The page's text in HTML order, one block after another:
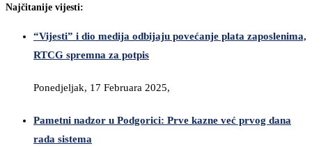
Najčitanije vijesti:
“Vijesti” i dio medija odbijaju povećanje plata zaposlenima,
RTCG spremna za potpis
Ponedjeljak, 17 Februara 2025,
Pametni nadzor u Podgorici: Prve kazne već prvog dana
rada sistema